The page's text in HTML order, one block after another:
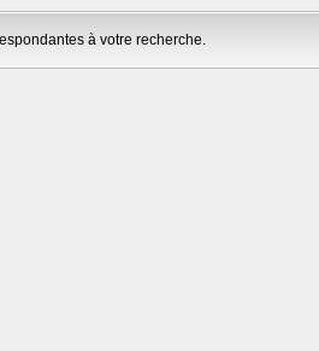
à votre recherche.